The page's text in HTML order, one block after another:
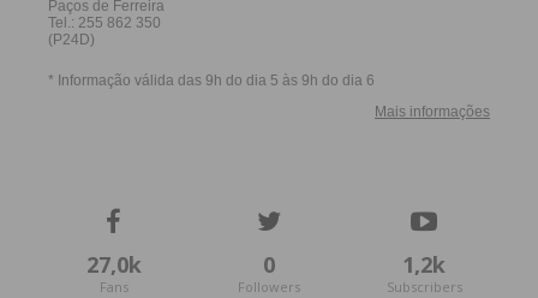
27,0k
Fans
0
Followers
1,2k
Subscribers